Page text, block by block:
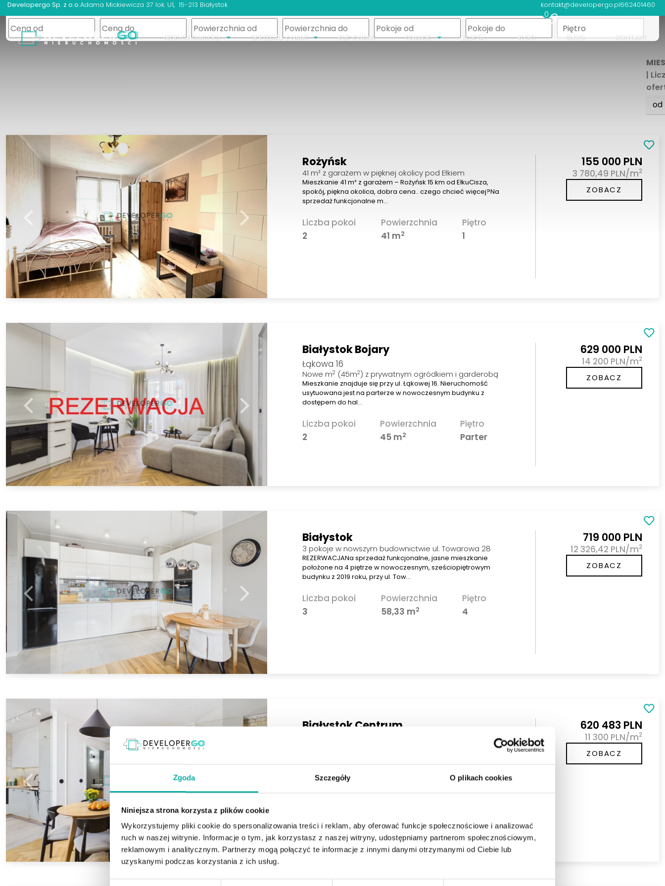
Zgoda Szczegóły O plikach cookies
Niniejsza strona korzysta z plików cookie
Wykorzystujemy pliki cookie do spersonalizowania treści i reklam, aby oferować funkcje społecznościowe i analizować
ruch w naszej witrynie. Informacje o tym, jak korzystasz z naszej witryny, udostępniamy partnerom społecznościowym,
reklamowym i analitycznym. Partnerzy mogą połączyć te informacje z innymi danymi otrzymanymi od Ciebie lub
uzyskanymi podczas korzystania z ich usług.
Developergo Sp. z o.o.Adama Mickiewicza 37 lok. U1 15-213 Białystok kontakt@developergo.pl662401460
0
NIERUCHOMOŚCI SPRZEDAJ Z NAMI KUP Z NAMI FINANSE ZESPÓŁ VLOG BLOG KONTAKT
mapa
Piętro
|
od
Rożyńsk
41 m² z garażem w pięknej okolicy pod Ełkiem
Mieszkanie 41 m² z garażem – Rożyńsk 15 km od EłkuCisza,
spokój, piękna okolica, dobra cena.. czego chcieć więcej?Na
sprzedaż funkcjonalne m…
Liczba pokoi
2
Powierzchnia
41 m2
Piętro
1
155 000 PLN
3 780,49 PLN/m2
ZOBACZ
Białystok Bojary
Łąkowa 16
Nowe m2 (45m2) z prywatnym ogródkiem i garderobą
Mieszkanie znajduje się przy ul. Łąkowej 16. Nieruchomość
usytuowana jest na parterze w nowoczesnym budynku z
dostępem do hal…
Liczba pokoi
2
Powierzchnia
45 m2
Piętro
Parter
629 000 PLN
14 200 PLN/m2
ZOBACZ
Białystok
3 pokoje w nowszym budownictwie ul. Towarowa 28
REZERWACJANa sprzedaż funkcjonalne, jasne mieszkanie
położone na 4 piętrze w nowoczesnym, sześciopiętrowym
budynku z 2019 roku, przy ul. Tow…
Liczba pokoi
3
Powierzchnia
58,33 m2
Piętro
4
719 000 PLN
12 326,42 PLN/m2
ZOBACZ
Białystok Centrum
Białymstoku, w klimatycznej ka…
620 483 PLN
11 300 PLN/m2
ZOBACZ